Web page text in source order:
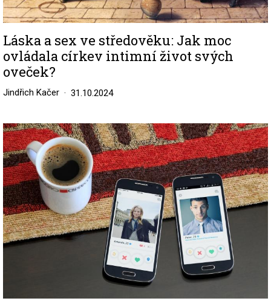
Láska a sex ve středověku: Jak moc
ovládala církev intimní život svých
oveček?
Jindřich Kačer 31.10.2024
Image